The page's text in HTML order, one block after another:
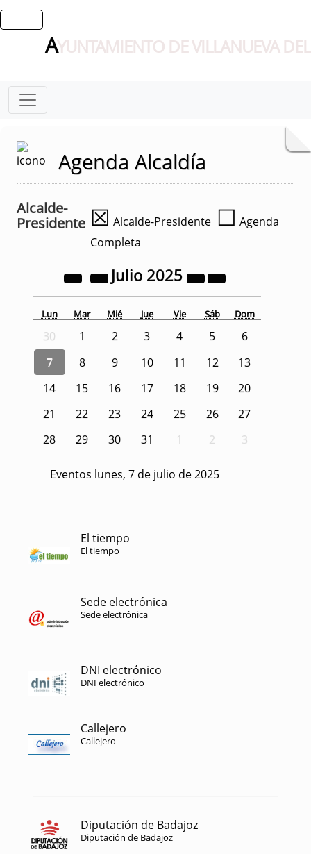
AYUNTAMIENTO DE VILLANUEVA
Agenda Alcaldía
Alcalde-
Presidente ☒ Alcalde-Presidente ☐ Agenda
Completa
Julio 2025
Lun Mar Mié Jue Vie Sáb Dom
30 1 2 3 4 5
6
7
8 9 10 11 12
13
14
15 16 17 18 19
20
21
22 23 24 25 26
27
28
29 30 31 1 2 3
Eventos lunes, 7 de julio de 2025
El tiempo
El tiempo
Sede electrónica
Sede electrónica
DNI electrónico
DNI electrónico
Callejero
Callejero
Diputación de Badajoz
Diputación de Badajoz